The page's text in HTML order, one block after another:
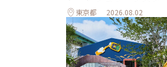
東京都 2026.08.02